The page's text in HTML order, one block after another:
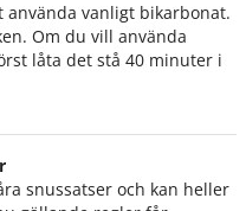
vanligt bikarbonat.
Om du vill använda
låta det stå 40 minuter i
snussatser och kan heller